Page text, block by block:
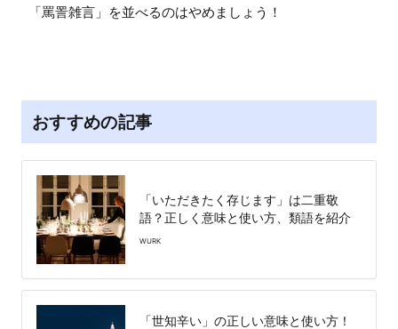
「罵詈雑言」を並べるのはやめましょう！
おすすめの記事
「いただきたく存じます」は二重敬
語？正しく意味と使い方、類語を紹介
WURK
「世知辛い」の正しい意味と使い方！